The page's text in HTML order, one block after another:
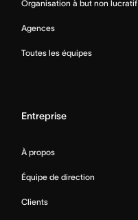
Organisation à but non lucratif
Agences
Toutes les équipes
Entreprise
À propos
Équipe de direction
Clients